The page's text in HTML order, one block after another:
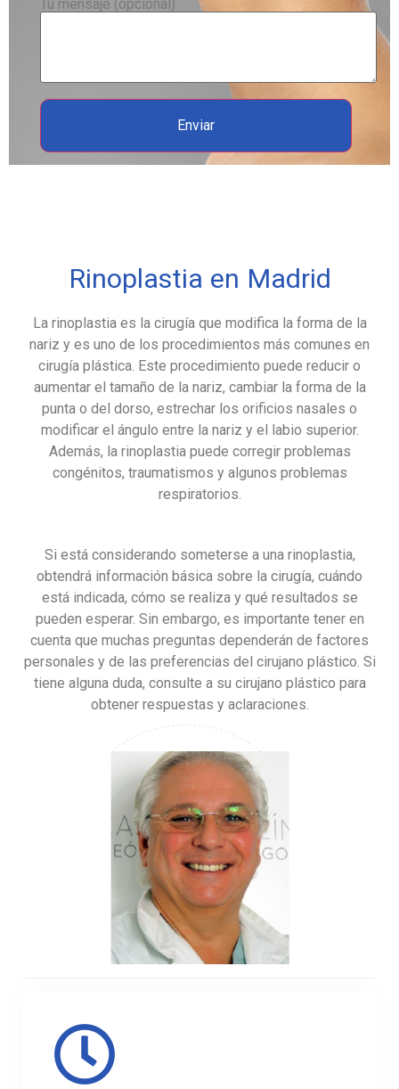
Tu mensaje (opcional)
Rinoplastia en Madrid
La rinoplastia es la cirugía que modifica la forma de la
nariz y es uno de los procedimientos más comunes en
cirugía plástica. Este procedimiento puede reducir o
aumentar el tamaño de la nariz, cambiar la forma de la
punta o del dorso, estrechar los orificios nasales o
modificar el ángulo entre la nariz y el labio superior.
Además, la rinoplastia puede corregir problemas
congénitos, traumatismos y algunos problemas
respiratorios.
Si está considerando someterse a una rinoplastia,
obtendrá información básica sobre la cirugía, cuándo
está indicada, cómo se realiza y qué resultados se
pueden esperar. Sin embargo, es importante tener en
cuenta que muchas preguntas dependerán de factores
personales y de las preferencias del cirujano plástico. Si
tiene alguna duda, consulte a su cirujano plástico para
obtener respuestas y aclaraciones.